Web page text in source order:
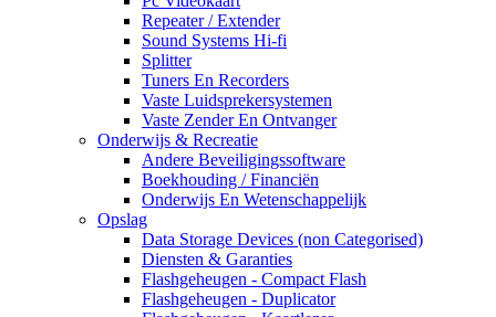
Repeater / Extender
Sound Systems Hi-fi
Splitter
Tuners En Recorders
Vaste Luidsprekersystemen
Vaste Zender En Ontvanger
Onderwijs & Recreatie
Andere Beveiligingssoftware
Boekhouding / Financiën
Onderwijs En Wetenschappelijk
Opslag
Data Storage Devices (non Categorised)
Diensten & Garanties
Flashgeheugen - Compact Flash
Flashgeheugen - Duplicator